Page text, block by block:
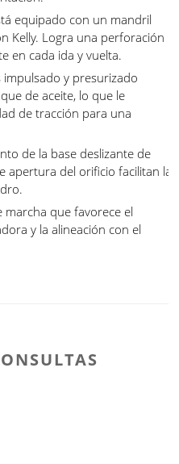
equipado con un mandril
Kelly. Logra una perforación
en cada ida y vuelta.
impulsado y presurizado
de aceite, lo que le
de tracción para una
de la base deslizante de
apertura del orificio facilitan la
marcha que favorece el
y la alineación con el